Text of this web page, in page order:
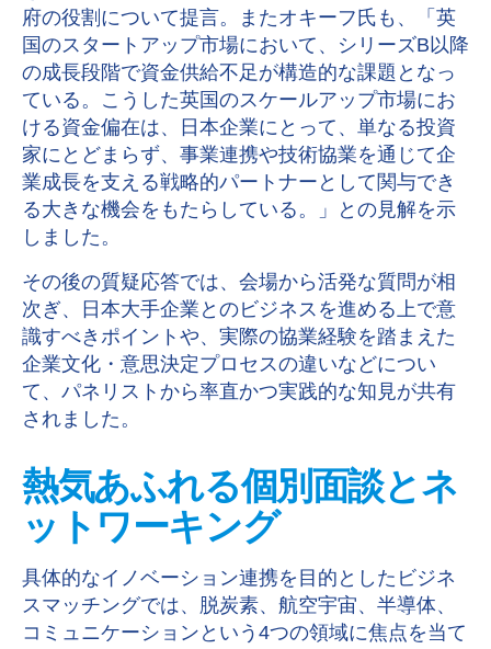
府の役割について提言。またオキーフ氏も、「英
国のスタートアップ市場において、シリーズB以降
の成長段階で資金供給不足が構造的な課題となっ
ている。こうした英国のスケールアップ市場にお
ける資金偏在は、日本企業にとって、単なる投資
家にとどまらず、事業連携や技術協業を通じて企
業成長を支える戦略的パートナーとして関与でき
る大きな機会をもたらしている。」との見解を示
しました。
その後の質疑応答では、会場から活発な質問が相
次ぎ、日本大手企業とのビジネスを進める上で意
識すべきポイントや、実際の協業経験を踏まえた
企業文化・意思決定プロセスの違いなどについ
て、パネリストから率直かつ実践的な知見が共有
されました。
熱気あふれる個別面談とネ
ットワーキング
具体的なイノベーション連携を目的としたビジネ
スマッチングでは、脱炭素、航空宇宙、半導体、
コミュニケーションという4つの領域に焦点を当て